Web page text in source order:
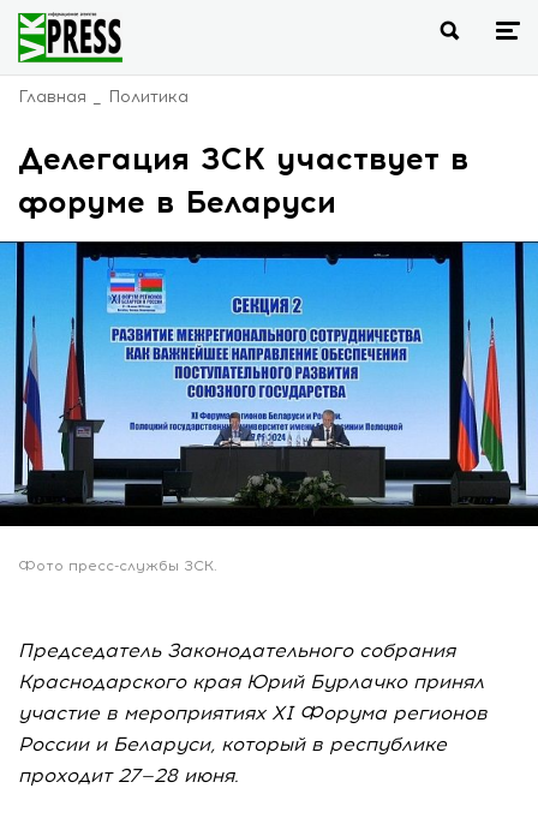
Главная Политика
Делегация ЗСК участвует в
форуме в Беларуси
Фото пресс-службы ЗСК.
Председатель Законодательного cобрания
Краснодарского края Юрий Бурлачко принял
участие в мероприятиях XI Форума регионов
России и Беларуси, который в республике
проходит 27—28 июня.